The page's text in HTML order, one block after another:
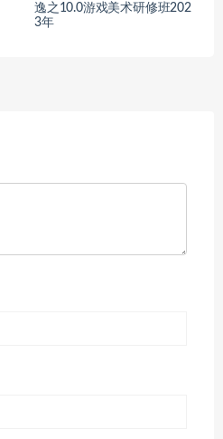
逸之10.0游戏美术研修班202
3年